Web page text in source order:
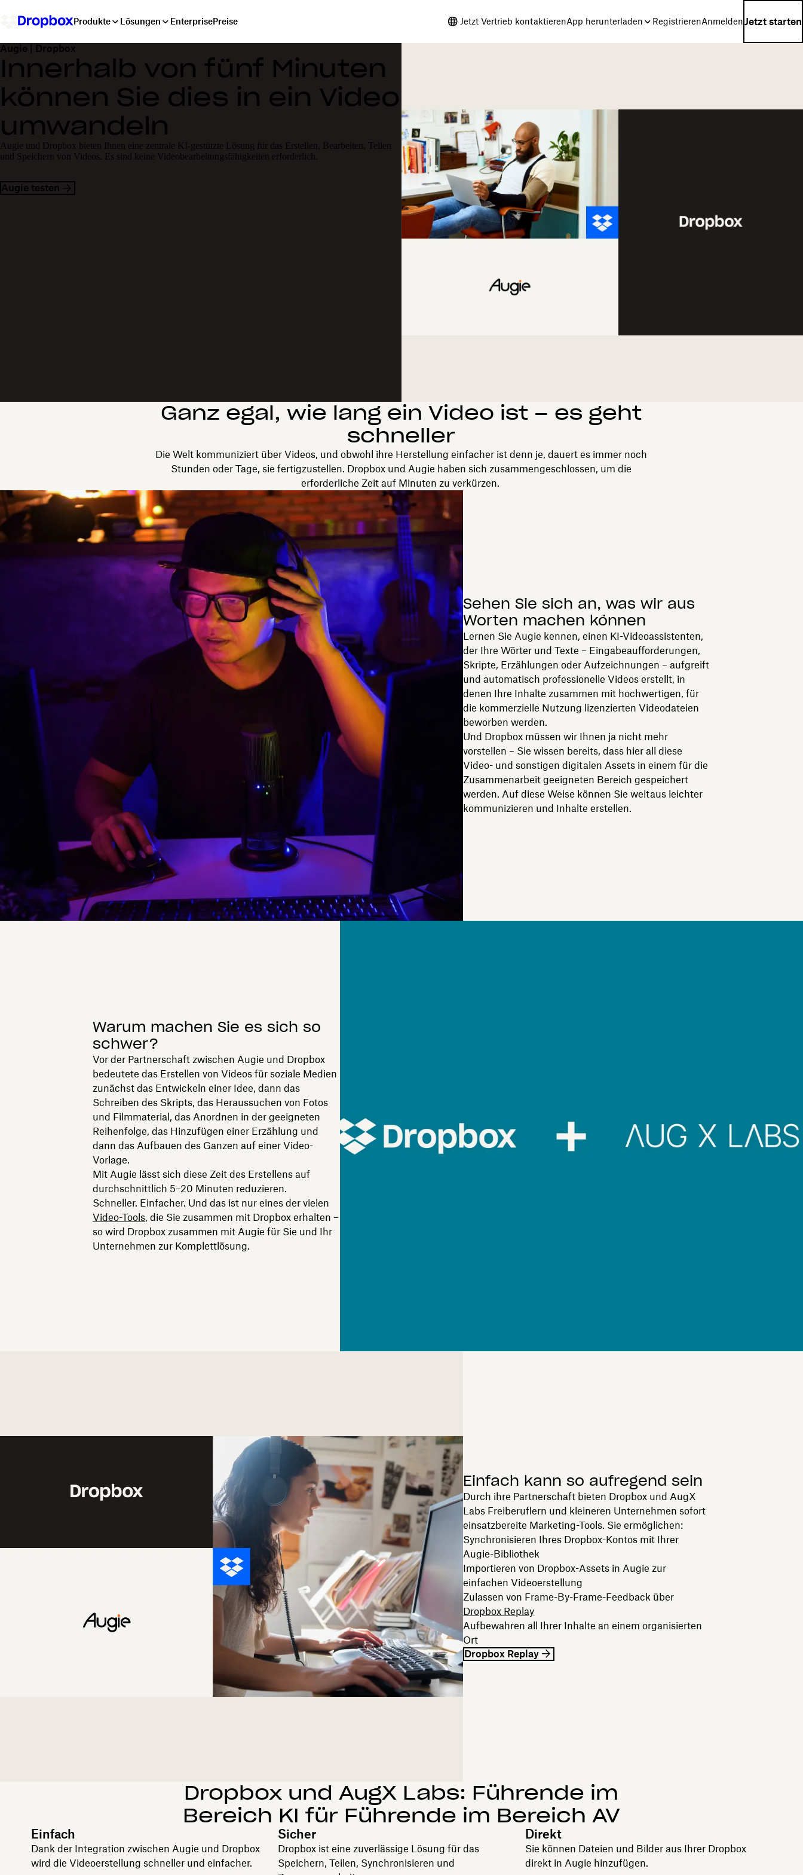
Produkte Lösungen EnterprisePreise Jetzt Vertrieb kontaktierenApp herunterladen RegistrierenAnmeldenJetzt starten
Augie | Dropbox
Innerhalb von fünf Minuten
können Sie dies in ein Video
umwandeln
Augie und Dropbox bieten Ihnen eine zentrale KI-gestützte Lösung für das Erstellen, Bearbeiten, Teilen
und Speichern von Videos. Es sind keine Videobearbeitungsfähigkeiten erforderlich.
Augie testen
Ganz egal, wie lang ein Video ist – es geht
schneller
Die Welt kommuniziert über Videos, und obwohl ihre Herstellung einfacher ist denn je, dauert es immer noch
Stunden oder Tage, sie fertigzustellen. Dropbox und Augie haben sich zusammengeschlossen, um die
erforderliche Zeit auf Minuten zu verkürzen.
Sehen Sie sich an, was wir aus
Worten machen können
Lernen Sie Augie kennen, einen KI-Videoassistenten,
der Ihre Wörter und Texte – Eingabeaufforderungen,
Skripte, Erzählungen oder Aufzeichnungen – aufgreift
und automatisch professionelle Videos erstellt, in
denen Ihre Inhalte zusammen mit hochwertigen, für
die kommerzielle Nutzung lizenzierten Videodateien
beworben werden.
Und Dropbox müssen wir Ihnen ja nicht mehr
vorstellen – Sie wissen bereits, dass hier all diese
Video- und sonstigen digitalen Assets in einem für die
Zusammenarbeit geeigneten Bereich gespeichert
werden. Auf diese Weise können Sie weitaus leichter
kommunizieren und Inhalte erstellen.
Warum machen Sie es sich so
schwer?
Vor der Partnerschaft zwischen Augie und Dropbox
bedeutete das Erstellen von Videos für soziale Medien
zunächst das Entwickeln einer Idee, dann das
Schreiben des Skripts, das Heraussuchen von Fotos
und Filmmaterial, das Anordnen in der geeigneten
Reihenfolge, das Hinzufügen einer Erzählung und
dann das Aufbauen des Ganzen auf einer Video-
Vorlage.
Mit Augie lässt sich diese Zeit des Erstellens auf
durchschnittlich 5–20 Minuten reduzieren.
Schneller. Einfacher. Und das ist nur eines der vielen
Video-Tools, die Sie zusammen mit Dropbox erhalten –
so wird Dropbox zusammen mit Augie für Sie und Ihr
Unternehmen zur Komplettlösung.
Einfach kann so aufregend sein
Durch ihre Partnerschaft bieten Dropbox und AugX
Labs Freiberuflern und kleineren Unternehmen sofort
einsatzbereite Marketing-Tools. Sie ermöglichen:
Synchronisieren Ihres Dropbox-Kontos mit Ihrer
Augie-Bibliothek
Importieren von Dropbox-Assets in Augie zur
einfachen Videoerstellung
Zulassen von Frame-By-Frame-Feedback über
Dropbox Replay
Aufbewahren all Ihrer Inhalte an einem organisierten
Ort
Dropbox Replay
Dropbox und AugX Labs: Führende im
Bereich KI für Führende im Bereich AV
Einfach
Dank der Integration zwischen Augie und Dropbox
wird die Videoerstellung schneller und einfacher.
Sicher
Dropbox ist eine zuverlässige Lösung für das
Speichern, Teilen, Synchronisieren und
Direkt
Sie können Dateien und Bilder aus Ihrer Dropbox
direkt in Augie hinzufügen.